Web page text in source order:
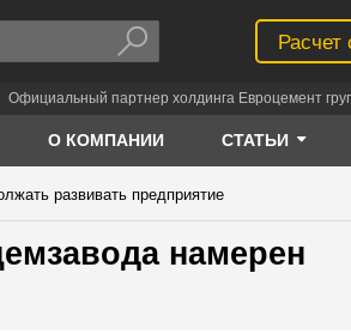
Расчет
Официальный партнер холдинга Евроцемент
О КОМПАНИИ СТАТЬИ
развивать предприятие
намерен